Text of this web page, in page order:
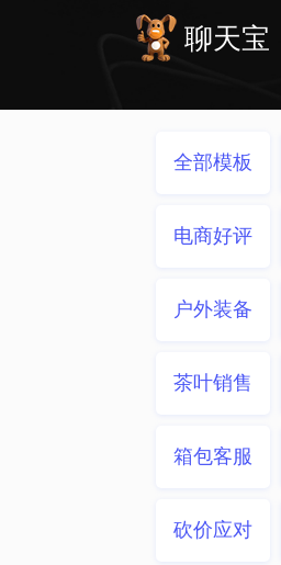
聊天宝
全部模板
电商好评
户外装备
茶叶销售
箱包客服
砍价应对